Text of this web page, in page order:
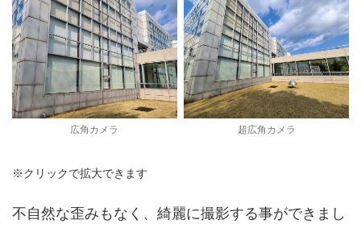
広角カメラ 超広角カメラ
※クリックで拡大できます
不自然な歪みもなく、綺麗に撮影する事ができまし